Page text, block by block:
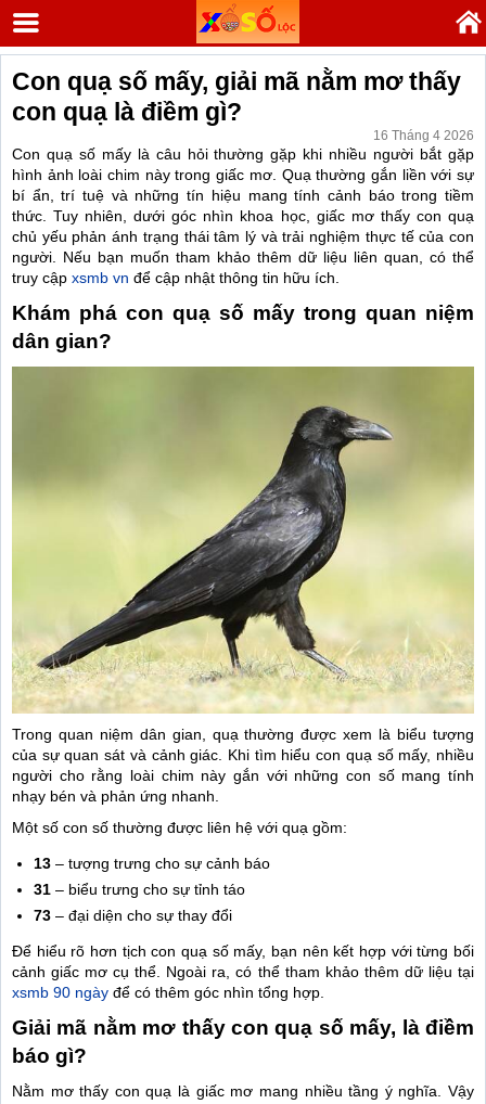
Con quạ số mấy, giải mã nằm mơ thấy
con quạ là điềm gì?
16 Tháng 4 2026
Con quạ số mấy là câu hỏi thường gặp khi nhiều người bắt gặp
hình ảnh loài chim này trong giấc mơ. Quạ thường gắn liền với sự
bí ẩn, trí tuệ và những tín hiệu mang tính cảnh báo trong tiềm
thức. Tuy nhiên, dưới góc nhìn khoa học, giấc mơ thấy con quạ
chủ yếu phản ánh trạng thái tâm lý và trải nghiệm thực tế của con
người. Nếu bạn muốn tham khảo thêm dữ liệu liên quan, có thể
truy cập xsmb vn để cập nhật thông tin hữu ích.
Khám phá con quạ số mấy trong quan niệm
dân gian?
Trong quan niệm dân gian, quạ thường được xem là biểu tượng
của sự quan sát và cảnh giác. Khi tìm hiểu con quạ số mấy, nhiều
người cho rằng loài chim này gắn với những con số mang tính
nhạy bén và phản ứng nhanh.
Một số con số thường được liên hệ với quạ gồm:
13 – tượng trưng cho sự cảnh báo
31 – biểu trưng cho sự tỉnh táo
73 – đại diện cho sự thay đổi
Để hiểu rõ hơn tịch con quạ số mấy, bạn nên kết hợp với từng bối
cảnh giấc mơ cụ thể. Ngoài ra, có thể tham khảo thêm dữ liệu tại
xsmb 90 ngày để có thêm góc nhìn tổng hợp.
Giải mã nằm mơ thấy con quạ số mấy, là điềm
báo gì?
Nằm mơ thấy con quạ là giấc mơ mang nhiều tầng ý nghĩa. Vậy